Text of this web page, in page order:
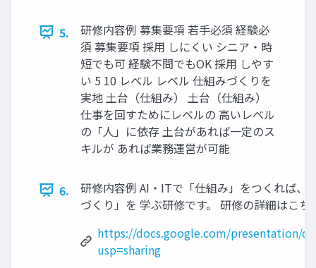
5.
研修内容例 募集要項 若手必須 経験必
須 募集要項 採⽤ しにくい シニア・時
短でも可 経験不問でもOK 採⽤ しやす
い 5 10 レベル レベル 仕組みづくりを
実地 土台（仕組み） 土台（仕組み）
仕事を回すためにレベルの 高いレベル
の「人」に依存 土台があれば一定のス
キルが あれば業務運営が可能
6.
研修内容例 AI‧ITで「仕組み」をつくれば、
づくり」を 学ぶ研修です。 研修の詳細はこち
https://docs.google.com/presentation/d/
usp=sharing